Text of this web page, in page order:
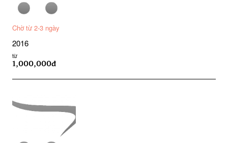
Chờ từ 2-3 ngày
2016
từ
1,000,000đ